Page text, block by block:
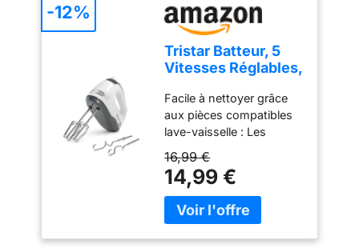
Tristar Batteur, 5
Vitesses Réglables,
Ergonomique,
Fouets et Crochets
Inox, Pièces
Compatibles Lave-
Vaisselle, Sans
BPA, Compact et
Pratique, Avec
Bouton Éjecteur,
MX-4203
Facile à nettoyer grâce
aux pièces compatibles
lave-vaisselle : Les
inoxydable, comme les
crochets et fouets, sont
détachables et lavables
au lave-vaisselle pour un
16,99 €
14,99 €
-12%